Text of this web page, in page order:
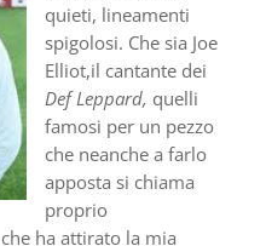
quieti, lineamenti
spigolosi. Che sia Joe
Elliot,il cantante dei
Def Leppard, quelli
famosi per un pezzo
che neanche a farlo
apposta si chiama
proprio
ha attirato la mia